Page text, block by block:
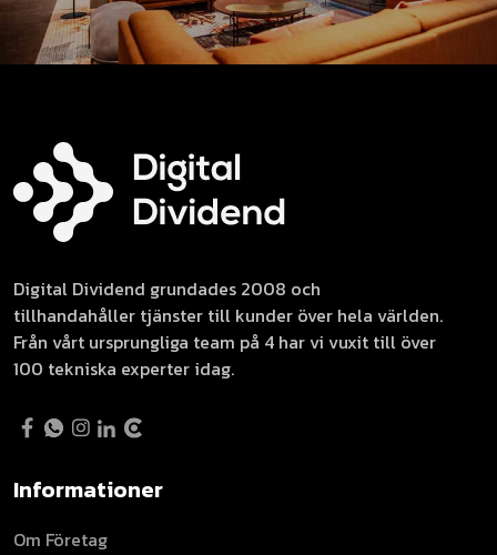
Digital Dividend grundades 2008 och
tillhandahåller tjänster till kunder över hela världen.
Från vårt ursprungliga team på 4 har vi vuxit till över
100 tekniska experter idag.
Informationer
Om Företag